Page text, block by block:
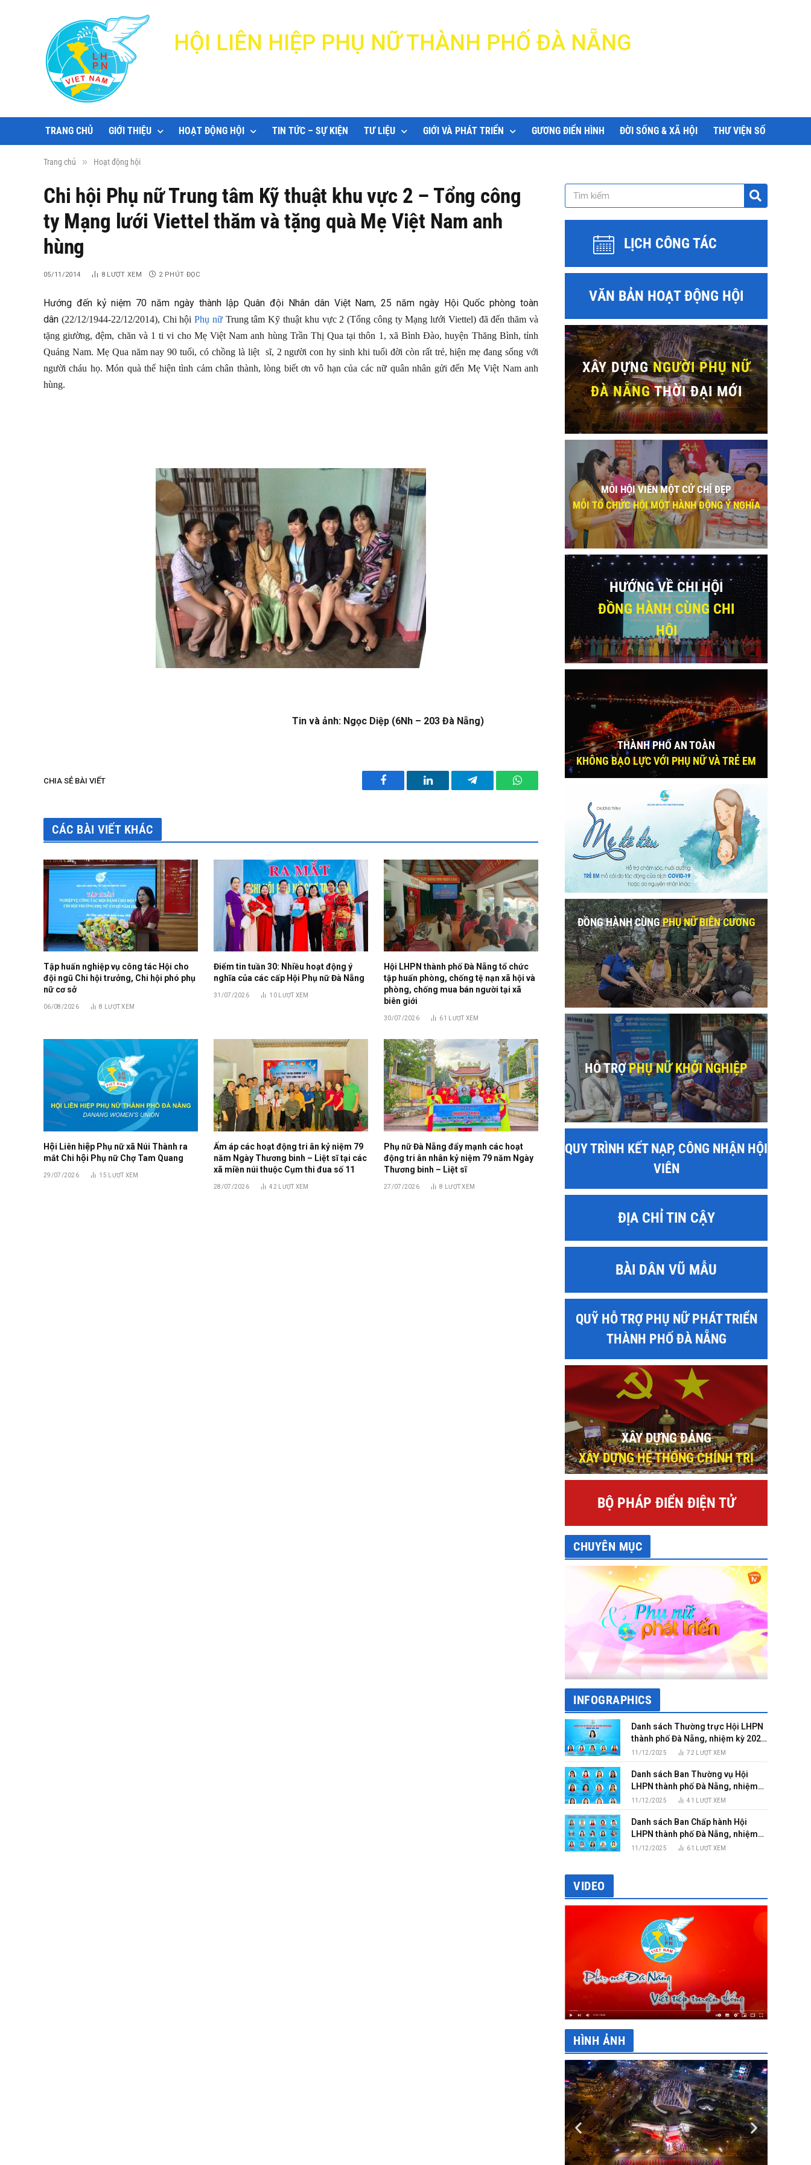
HỘI LIÊN HIỆP PHỤ NỮ THÀNH PHỐ ĐÀ NẴNG
TRANG CHỦ GIỚI THIỆU HOẠT ĐỘNG HỘI TIN TỨC – SỰ KIỆN TƯ LIỆU GIỚI VÀ PHÁT TRIỂN GƯƠNG ĐIỂN HÌNH ĐỜI SỐNG & XÃ HỘI THƯ VIỆN SỐ
Trang chủ » Hoạt động hội
Chi hội Phụ nữ Trung tâm Kỹ thuật khu vực 2 – Tổng công
ty Mạng lưới Viettel thăm và tặng quà Mẹ Việt Nam anh
hùng
05/11/2014 8 LƯỢT XEM 2 PHÚT ĐỌC
Hướng đến kỷ niệm 70 năm ngày thành lập Quân đội Nhân dân Việt Nam, 25 năm ngày Hội Quốc phòng toàn
dân (22/12/1944-22/12/2014), Chi hộiPhụ nữTrung tâm Kỹ thuật khu vực 2 (Tổng công ty Mạng lưới Viettel) đã đến thăm và
tặng giường, đệm, chăn và 1 ti vi cho Mẹ Việt Nam anh hùng Trần Thị Qua tại thôn 1, xã Bình Đào, huyện Thăng Bình, tỉnh
Quảng Nam. Mẹ Qua năm nay 90 tuổi, có chồng là liệt sĩ, 2 người con hy sinh khi tuổi đời còn rất trẻ, hiện mẹ đang sống với
người cháu họ. Món quà thể hiện tình cảm chân thành, lòng biết ơn vô hạn của các nữ quân nhân gửi đến Mẹ Việt Nam anh
hùng.
Tin và ảnh: Ngọc Diệp (6Nh – 203 Đà Nẵng)
CHIA SẺ BÀI VIẾT
Facebook LinkedIn Telegram WhatsApp
CÁC BÀI VIẾT KHÁC
Tập huấn nghiệp vụ công tác Hội cho
đội ngũ Chi hội trưởng, Chi hội phó phụ
nữ cơ sở
06/08/2026 8 LƯỢT XEM
Điểm tin tuần 30: Nhiều hoạt động ý
nghĩa của các cấp Hội Phụ nữ Đà Nẵng
31/07/2026 10 LƯỢT XEM
Hội LHPN thành phố Đà Nẵng tổ chức
tập huấn phòng, chống tệ nạn xã hội và
phòng, chống mua bán người tại xã
biên giới
30/07/2026 61 LƯỢT XEM
Hội Liên hiệp Phụ nữ xã Núi Thành ra
mắt Chi hội Phụ nữ Chợ Tam Quang
29/07/2026 15 LƯỢT XEM
Ấm áp các hoạt động tri ân kỷ niệm 79
năm Ngày Thương binh – Liệt sĩ tại các
xã miền núi thuộc Cụm thi đua số 11
28/07/2026 42 LƯỢT XEM
Phụ nữ Đà Nẵng đẩy mạnh các hoạt
động tri ân nhân kỷ niệm 79 năm Ngày
Thương binh – Liệt sĩ
27/07/2026 8 LƯỢT XEM
LỊCH CÔNG TÁC
VĂN BẢN HOẠT ĐỘNG HỘI
XÂY DỰNGNGƯỜI PHỤ NỮ
ĐÀ NẴNGTHỜI ĐẠI MỚI
MỖI HỘI VIÊN MỘT CỬ CHỈ ĐẸP
MỖI TỔ CHỨC HỘI MỘT HÀNH ĐỘNG Ý NGHĨA
HƯỚNG VỀ CHI HỘI
ĐỒNG HÀNH CÙNG CHI
HỘI
THÀNH PHỐ AN TOÀN
KHÔNG BẠO LỰC VỚI PHỤ NỮ VÀ TRẺ EM
ĐỒNG HÀNH CÙNGPHỤ NỮ BIÊN CƯƠNG
HỖ TRỢPHỤ NỮ KHỞI NGHIỆP
QUY TRÌNH KẾT NẠP, CÔNG NHẬN HỘI
VIÊN
ĐỊA CHỈ TIN CẬY
BÀI DÂN VŨ MẪU
QUỸ HỖ TRỢ PHỤ NỮ PHÁT TRIỂN
THÀNH PHỐ ĐÀ NẴNG
XÂY DỰNG ĐẢNG
XÂY DỰNG HỆ THỐNG CHÍNH TRỊ
BỘ PHÁP ĐIỂN ĐIỆN TỬ
CHUYÊN MỤC
INFOGRAPHICS
Danh sách Thường trực Hội LHPN
thành phố Đà Nẵng, nhiệm kỳ 2025
– 2030
11/12/2025 72 LƯỢT XEM
Danh sách Ban Thường vụ Hội
LHPN thành phố Đà Nẵng, nhiệm
kỳ 2025 – 2030
11/12/2025 41 LƯỢT XEM
Danh sách Ban Chấp hành Hội
LHPN thành phố Đà Nẵng, nhiệm
kỳ 2025 – 2030
11/12/2025 61 LƯỢT XEM
VIDEO
HÌNH ẢNH